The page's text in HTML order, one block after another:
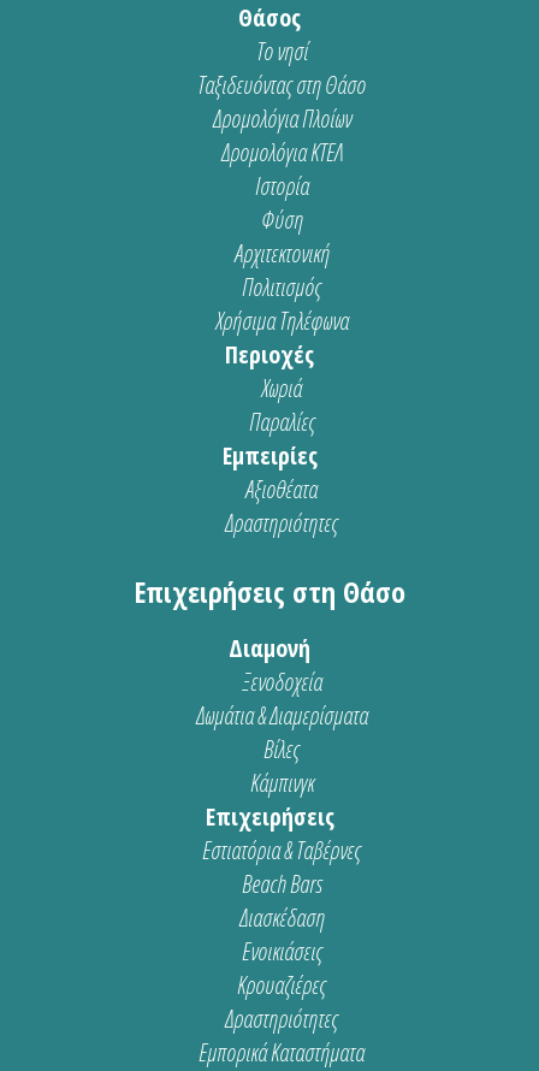
Θάσος
Το νησί
Ταξιδευόντας στη Θάσο
Δρομολόγια Πλοίων
Δρομολόγια ΚΤΕΛ
Ιστορία
Φύση
Αρχιτεκτονική
Πολιτισμός
Χρήσιμα Τηλέφωνα
Περιοχές
Χωριά
Παραλίες
Εμπειρίες
Αξιοθέατα
Δραστηριότητες
Επιχειρήσεις στη Θάσο
Διαμονή
Ξενοδοχεία
Δωμάτια & Διαμερίσματα
Βίλες
Κάμπινγκ
Επιχειρήσεις
Εστιατόρια & Ταβέρνες
Beach Bars
Διασκέδαση
Ενοικιάσεις
Κρουαζιέρες
Δραστηριότητες
Εμπορικά Καταστήματα